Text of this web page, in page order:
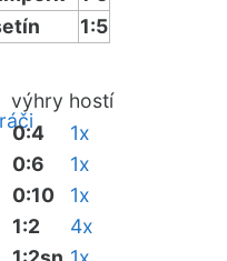
1:5
výhry hostí
0:4
1x
0:6
1x
0:10
1x
1:2
4x